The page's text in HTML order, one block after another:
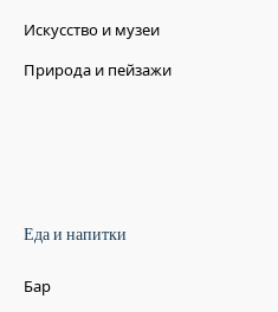
Искусство и музеи
Природа и пейзажи
Еда и напитки
Бар